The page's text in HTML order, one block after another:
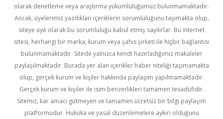
olarak denetleme veya araştırma yükümlülüğümüz bulunmamaktadır.
Ancak, üyelerimiz yazdıkları içeriklerin sorumluluğunu taşımakta olup,
siteye üye olarak bu sorumluluğu kabul etmiş sayılırlar. Bu internet
sitesi, herhangi bir marka, kurum veya şahıs şirketi ile hiçbir bağlantısı
bulunmamaktadır. Sitede yalnızca kendi hazırladığımız makaleler
paylaşılmaktadır. Burada yer alan içerikler haber niteliği taşımamakta
olup, gerçek kurum ve kişiler hakkında paylaşım yapılmamaktadır.
Gerçek kurum ve kişiler ile isim benzerlikleri tamamen tesadüfidir.
Sitemiz, kar amacı gütmeyen ve tamamen ücretsiz bir bilgi paylaşım
platformudur. Hukuka ve yasal düzenlemelere aykırı olduğunu